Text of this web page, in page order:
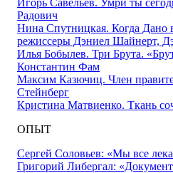
Радович
Нина Спутницкая. Когда Дано
режиссеры Дэниел Шайнерт,
Илья Бобылев. Три Брута.
Константин Фам
Максим Казючиц. Член
Стейнберг
Кристина Матвиенко. Ткань
ОПЫТ
Сергей Соловьев: «Мы все
Григорий Либергал: